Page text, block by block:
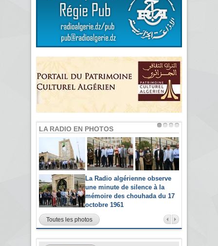
LA RADIO EN PHOTOS
La Radio algérienne observe
une minute de silence à la
mémoire des chouhada du 17
octobre 1961
Toutes les photos